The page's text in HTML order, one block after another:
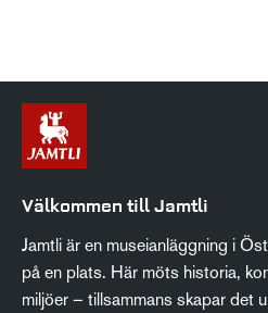
Välkommen till Jamtli
Jamtli är en museianläggning i
på en plats. Här möts historia,
miljöer – tillsammans skapar det